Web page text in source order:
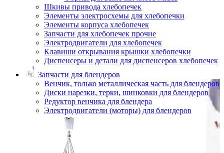
Шкивы привода хлебопечек
Элементы электросхемы для хлебопечки
Элементы корпуса хлебопечек
Запчасти для хлебопечек прочие
Электродвигатели для хлебопечек
Клавиши открывания крышки хлебопечки
Диспенсеры и детали для диспенсеров хлебопечек
Запчасти для блендеров
Венчик, только металлическая часть для блендеров
Диски нарезки, терки, шинковки для блендеров
Редуктор венчика для блендера
Электродвигатели (моторы) для блендеров